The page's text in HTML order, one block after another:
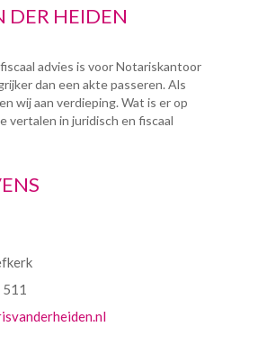
advies is voor Notariskantoor
wij aan verdieping. Wat is er op
vertalen in juridisch en fiscaal